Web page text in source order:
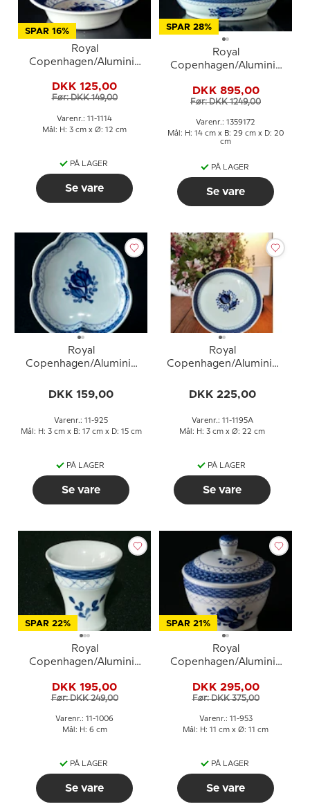
SPAR 16%
Royal
Copenhagen/Aluminia
11/1114
DKK 125,00
Før: DKK 149,00
Varenr.: 11-1114
Mål: H: 3 cm x Ø: 12 cm
PÅ LAGER
Se vare
SPAR 28%
Royal
Copenhagen/Aluminia
nr. 11/921 eller 172
DKK 895,00
Før: DKK 1249,00
Varenr.: 1359172
Mål: H: 14 cm x B: 29 cm x D: 20
cm
PÅ LAGER
Se vare
Royal
Copenhagen/Aluminia
nr. 925
DKK 159,00
Varenr.: 11-925
Mål: H: 3 cm x B: 17 cm x D: 15 cm
PÅ LAGER
Se vare
Royal
Copenhagen/Aluminia
11/1195
DKK 225,00
Varenr.: 11-1195A
Mål: H: 3 cm x Ø: 22 cm
PÅ LAGER
Se vare
SPAR 22%
Royal
Copenhagen/Aluminia
æggebæger nr. 11/1006
DKK 195,00
Før: DKK 249,00
Varenr.: 11-1006
Mål: H: 6 cm
PÅ LAGER
Se vare
SPAR 21%
Royal
Copenhagen/Aluminia
sukkerskål nr. 953
DKK 295,00
Før: DKK 375,00
Varenr.: 11-953
Mål: H: 11 cm x Ø: 11 cm
PÅ LAGER
Se vare